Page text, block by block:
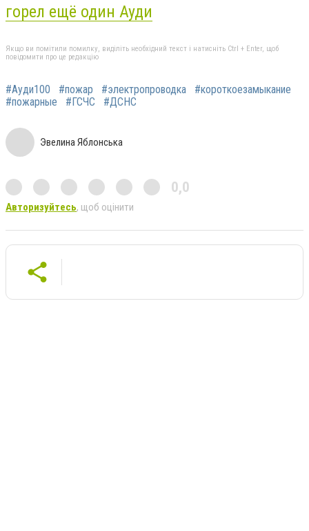
горел ещё один Ауди
Якщо ви помітили помилку, виділіть необхідний текст і натисніть Ctrl + Enter, щоб
повідомити про це редакцію
#Ауди100 #пожар #электропроводка
#короткоезамыкание
#пожарные
#ГСЧС #ДСНС
Эвелина Яблонська
0,0
Авторизуйтесь, щоб оцінити